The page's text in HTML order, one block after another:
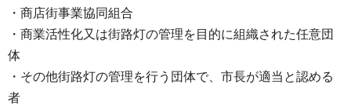
・商店街事業協同組合
・商業活性化又は街路灯の管理を目的に組織された任意団
体
・その他街路灯の管理を行う団体で、市長が適当と認める
者